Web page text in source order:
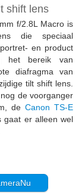
shift lens
f/2.8L Macro is
die speciaal
en product
het bereik van
diafragma van
tilt shift lens.
de voorganger
de Canon TS-E
gaat er alleen wel